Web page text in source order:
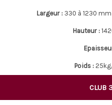
Largeur : 330 à 1230
Hauteur :
Poids :
CLUB